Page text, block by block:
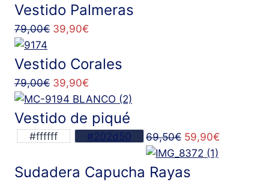
original
era:
actual
Vestido Palmeras
79,00€ El
original
era:
79,00€.
39,90€
actual
39,90€.
Vestido Corales
79,00€ El
precio
original
era:
39,90€
precio
actual
es:
Vestido de piqué
#ffffff #202d50 69,50€ El
precio
original
59,90€
Sudadera Capucha Rayas